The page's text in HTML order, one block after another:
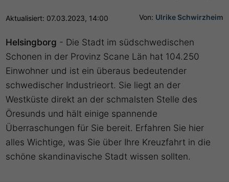
Von: Ulrike Schwirzheim
Aktualisiert: 07.03.2023, 14:00
Helsingborg - Die Stadt im südschwedischen
Schonen in der Provinz Scane Län hat 104.250
Einwohner und ist ein überaus bedeutender
schwedischer Industrieort. Sie liegt an der
Westküste direkt an der schmalsten Stelle des
Öresunds und hält einige spannende
Überraschungen für Sie bereit. Erfahren Sie hier
alles Wichtige, was Sie über Ihre Kreuzfahrt in die
schöne skandinavische Stadt wissen sollten.